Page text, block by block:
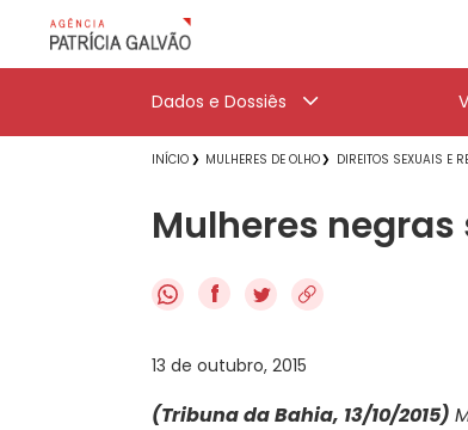
Dados e Dossiês
INÍCIO MULHERES DE OLHO DIREITOS SEXUAIS E
Mulheres
f
13 de outubro, 2015
(Tribuna da Bahia, 13/10/2015)